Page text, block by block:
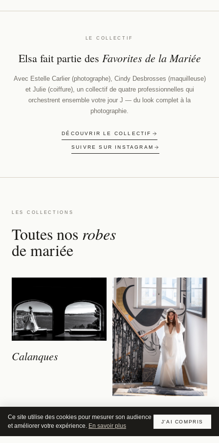
LE COLLECTIF
Elsa fait partie des Favorites de la Mariée
Avec Estelle Carlier (photographe), Cindy Desbrosses (maquilleuse)
et Julie (coiffure), un collectif de quatre professionnelles qui
orchestrent ensemble votre jour J — du look complet à la
photographie.
DÉCOUVRIR LE COLLECTIF
SUIVRE SUR INSTAGRAM
LES COLLECTIONS
Toutes nos robes
de mariée
Calanques
Clarance
Ce site utilise des cookies pour mesurer son audience
et améliorer votre expérience. En savoir plus
J'AI COMPRIS